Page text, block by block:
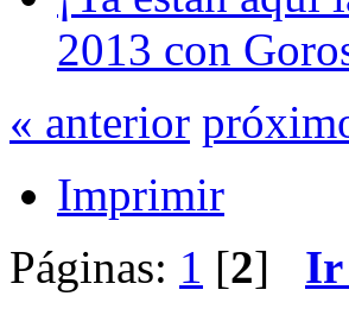
2013 con
« anterior
Imprimir
Páginas: 1 [2] Ir